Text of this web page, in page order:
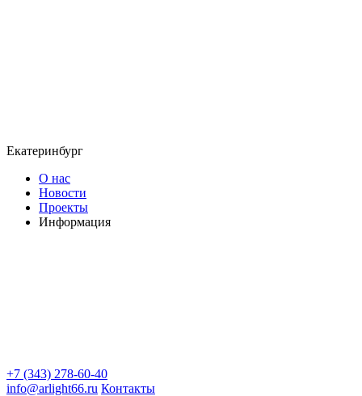
Екатеринбург
О нас
Новости
Проекты
Информация
+7 (343) 278-60-40
info@arlight66.ru Контакты